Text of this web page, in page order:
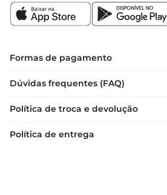
Formas de pagamento
Dúvidas frequentes (FAQ)
Política de troca e devolução
Política de entrega